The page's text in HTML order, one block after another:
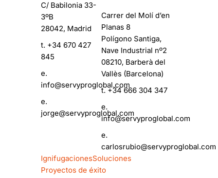
C/ Babilonia 33-
3ºB
28042, Madrid
t. +34 670 427
845
e.
info@servyproglobal.com
e.
jorge@servyproglobal.com
Carrer del Molí d’en
Planas 8
Polígono Santiga,
Nave Industrial nº2
08210, Barberà del
Vallès (Barcelona)
t.+34 666 304 347
e.
info@servyproglobal.com
e.
carlosrubio@servyproglobal.com
IgnifugacionesSoluciones
Proyectos de éxito